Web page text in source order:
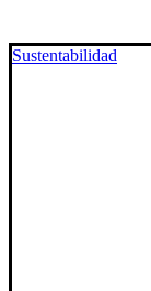
Sustentabilidad